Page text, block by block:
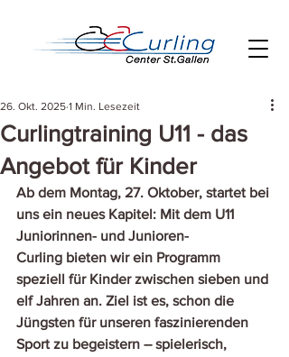
Curlingtraining U11 - das
Angebot für Kinder
26. Okt. 2025 1 Min. Lesezeit
Ab dem Montag, 27. Oktober, startet bei
uns ein neues Kapitel: Mit dem U11
Juniorinnen- und Junioren-
Curling bieten wir ein Programm
speziell für Kinder zwischen sieben und
elf Jahren an. Ziel ist es, schon die
Jüngsten für unseren faszinierenden
Sport zu begeistern – spielerisch,